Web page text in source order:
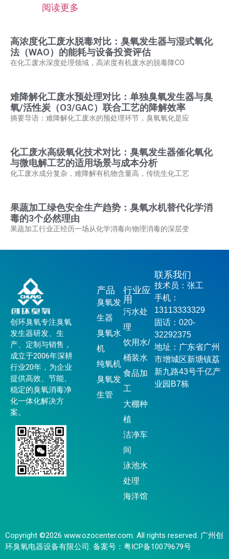
阅读更多
高浓度化工废水脱毒对比：臭氧发生器与湿式氧化
法（WAO）的能耗与设备投资评估
在化工废水深度处理领域，高浓度有机废水的脱毒降CO
难降解化工废水预处理对比：单独臭氧发生器与臭
氧/活性炭（O3/GAC）联合工艺的降解效率
摘要导语：难降解化工废水的预处理环节，臭氧氧化是应
化工废水高级氧化技术对比：臭氧发生器催化氧化
与微电解工艺的适用场景与成本分析
化工废水成分复杂，难降解有机物含量高，传统生化工艺
果蔬加工绿色安全生产趋势：臭氧水机替代化学消
毒的3个必然理由
果蔬加工行业正经历一场从化学消毒向物理消毒的深层变
创环臭氧专注臭氧
发生器研发、生
产、定制与销售，
成立于2006年深耕
行业20年，为企业
提供高效、节能、
稳定的臭氧消毒净
化一体化解决方
案。
产品
臭氧发
生器
臭氧水
机
纯氧机
臭氧发
生管
行业应
用
污水处
理
饮用水/
桶装水
食品加
工
大棚种
植
洁净车
间
泳池水
处理
海洋馆
联系我们
技术员：张工
手机：
13113333329
固话：020-
32292375
地址：广东省广州
市增城区新塘镇荔
新九路43号千亿产
业园B7栋
Copyright ©2026 www.ozocenter.com. All rights reserved. 广州创
环臭氧电器设备有限公司. 备案号： 粤ICP备10079679号